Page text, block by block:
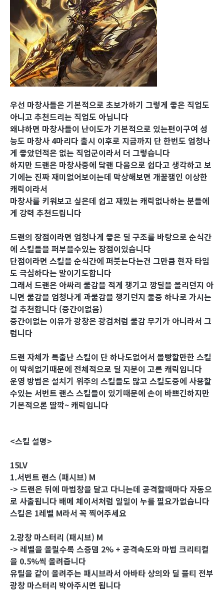
우선 마창사들은 기본적으로 초보가하기 그렇게 좋은 직업도
아니고 추천드리는 직업도 아닙니다
왜냐하면 마창사들이 난이도가 기본적으로 있는편이구여 성
능도 마창사 4마리다 출시 이후로 지금까지 단 한번도 엄청나
게 좋았던적은 없는 직업군이라서 더 그렇습니다
하지만 드랜은 마창사중에 닼랜 다음으로 쉽다고 생각하고 보
기에는 진짜 재미없어보이는데 막상해보면 개꿀잼인 이상한
캐릭이라서
마창사를 키워보고 싶은데 쉽고 재밌는 캐릭없나하는 분들에
게 강력 추천드립니다
드랜의 장점이라면 엄청나게 좋은 딜 구조를 바탕으로 순식간
에 스킬들을 퍼부을수있는 장점이있습니다
단점이라면 스킬을 순식간에 퍼붓는다는건 그만큼 현자 타임
도 극심하다는 말이기도합니다
그래서 드랜은 아싸리 쿨감을 적게 챙기고 깡딜을 올리던지 아
니면 쿨감을 엄청나게 과쿨감을 챙기던지 둘중 하나로 가시는
걸 추천합니다 (중간이없음)
중간이없는 이유가 광창은 광검처럼 쿨감 무기가 아니라서 그
럽니다
드랜 자체가 특출난 스킬이 단 하나도없어서 몰빵할만한 스킬
이 딱히없기때문에 전체적으로 딜 지분이 고른 캐릭입니다
운영 방법은 설치기 위주의 스킬들도 많고 스킬도중에 사용할
수있는 서번트 랜스 스킬들이 있기때문에 손이 바쁘긴하지만
기본적으론 딸깍~ 캐릭입니다
<스킬 설명>
15LV
1.서번트 랜스 (패시브) M
-> 드랜은 뒤에 마법창을 달고 다니는데 공격할때마다 자동으
로 사출됩니다 배메 체이서처럼 일일이 누를 필요가없습니다
스킬은 1레벨 M라서 꼭 찍어주세요
2.광창 마스터리 (패시브) M
-> 레벨을 올릴수록 스증뎀 2% + 공격속도와 마법 크리티컬
을 0.5%씩 올려줍니다
유틸을 같이 올려주는 패시브라서 아바타 상의와 딜 플티 전부
광창 마스터리 박아주시면 됩니다